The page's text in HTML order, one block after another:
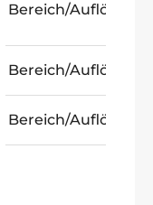
Bereich/Auflösung:
Bereich/Auflösung:
Bereich/Auflösung: